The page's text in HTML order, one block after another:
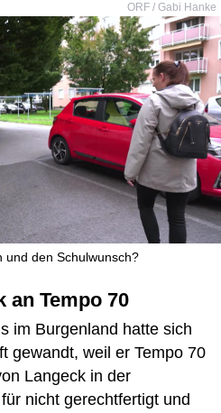
ORF / Gabi Hanke
und den Schulwunsch?
an Tempo 70
im Burgenland hatte sich
gewandt, weil er Tempo 70
Langeck in der
nicht gerechtfertigt und